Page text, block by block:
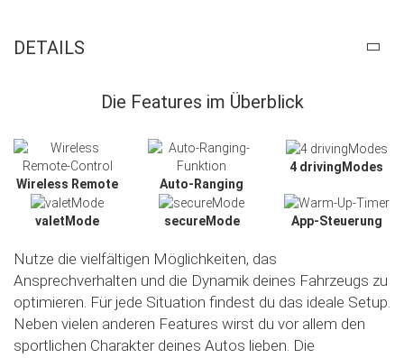
DETAILS
Die Features im Überblick
Wireless Remote Auto-Ranging
4 drivingModes
valetMode secureMode App-Steuerung
Nutze die vielfältigen Möglichkeiten, das
Ansprechverhalten und die Dynamik deines Fahrzeugs zu
optimieren. Für jede Situation findest du das ideale Setup.
Neben vielen anderen Features wirst du vor allem den
sportlichen Charakter deines Autos lieben. Die